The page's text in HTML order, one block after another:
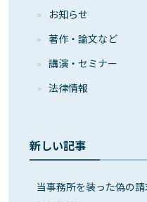
お知らせ
著作・論⽂など
講演・セミナー
法律情報
新しい記事
当事務所を装った偽の